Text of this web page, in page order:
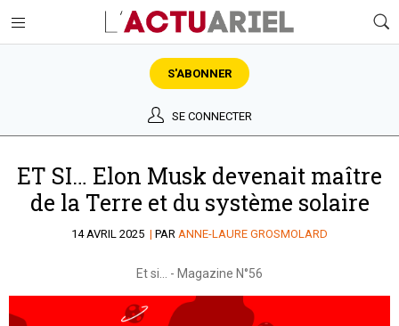
S'ABONNER
SE CONNECTER
ET SI… Elon Musk devenait maître
de la Terre et du système solaire
14 AVRIL 2025 | PAR ANNE-LAURE GROSMOLARD
Et si... - Magazine N°56